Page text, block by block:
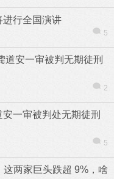
进行全国演讲
5
道安一审被判无期徒刑
2
一审被判处无期徒刑
5
两家巨头跌超 9%，啥